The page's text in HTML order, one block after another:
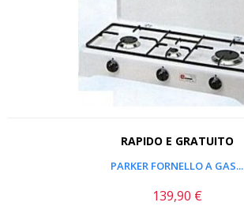
RAPIDO E GRATUITO
PARKER FORNELLO A GAS...
Prezzo
139,90 €